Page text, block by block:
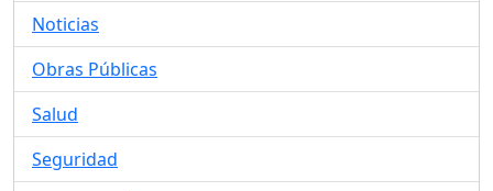
Noticias
Obras Públicas
Salud
Seguridad